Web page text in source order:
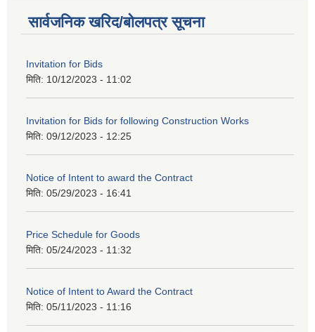
सार्वजनिक खरिद/बोलपत्र सूचना
Invitation for Bids
मिति: 10/12/2023 - 11:02
Invitation for Bids for following Construction Works
मिति: 09/12/2023 - 12:25
Notice of Intent to award the Contract
मिति: 05/29/2023 - 16:41
Price Schedule for Goods
मिति: 05/24/2023 - 11:32
Notice of Intent to Award the Contract
मिति: 05/11/2023 - 11:16